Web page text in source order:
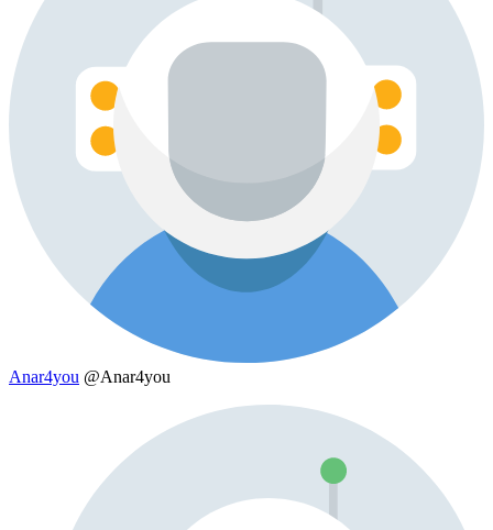
Anar4you @Anar4you